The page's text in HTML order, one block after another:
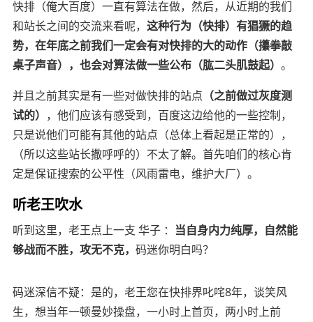
快排（俺大百度）一直有算法在做，然后，从近期的我们
和站长之间的交流来看呢， 这种行为（快排）有猖獗的趋
势，在年底之前我们一定会有对快排的大的动作（攥拳敲
桌子声音），也会对算法做一些公布（肱二头肌鼓起） 。
并且之前其实是有一些对做快排的站点 （之前做过灰度测
试的） ，他们应该有感受到，百度这边给他的一些控制，
只是说他们可能有其他的站点（总体上看起是正常的），
（所以这些站长撒呼呼的）不太了解。首先咱们的核心肯
定是保证搜索的公平性（风雨雷电，维护大厂）。
听老王吹水
听到这里，老王点上一支 华子 ： 当自身内力纯厚，自然能
够战而不胜，攻无不克， 码迷你明白吗？
码迷深信不疑：是的，老王您在快排界叱咤8年， 谈笑风
生，想当年一顿曼妙操盘，一小时上首页，两小时上前